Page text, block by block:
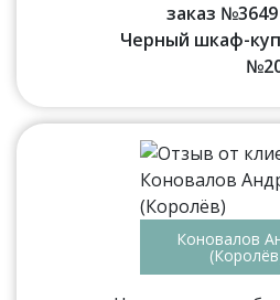
заказ
Черный шкаф-
Коновалов